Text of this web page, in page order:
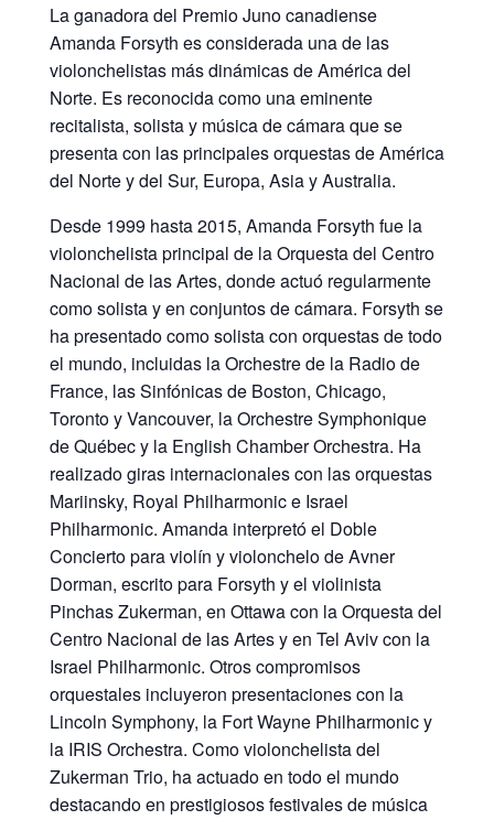
La ganadora del Premio Juno canadiense
Amanda Forsyth es considerada una de las
violonchelistas más dinámicas de América del
Norte. Es reconocida como una eminente
recitalista, solista y música de cámara que se
presenta con las principales orquestas de América
del Norte y del Sur, Europa, Asia y Australia.
Desde 1999 hasta 2015, Amanda Forsyth fue la
violonchelista principal de la Orquesta del Centro
Nacional de las Artes, donde actuó regularmente
como solista y en conjuntos de cámara. Forsyth se
ha presentado como solista con orquestas de todo
el mundo, incluidas la Orchestre de la Radio de
France, las Sinfónicas de Boston, Chicago,
Toronto y Vancouver, la Orchestre Symphonique
de Québec y la English Chamber Orchestra. Ha
realizado giras internacionales con las orquestas
Mariinsky, Royal Philharmonic e Israel
Philharmonic. Amanda interpretó el Doble
Concierto para violín y violonchelo de Avner
Dorman, escrito para Forsyth y el violinista
Pinchas Zukerman, en Ottawa con la Orquesta del
Centro Nacional de las Artes y en Tel Aviv con la
Israel Philharmonic. Otros compromisos
orquestales incluyeron presentaciones con la
Lincoln Symphony, la Fort Wayne Philharmonic y
la IRIS Orchestra. Como violonchelista del
Zukerman Trio, ha actuado en todo el mundo
destacando en prestigiosos festivales de música